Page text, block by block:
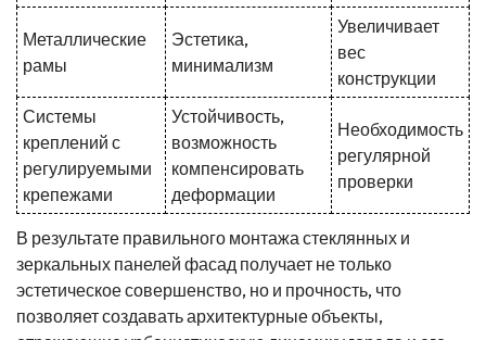
Металлические
рамы
Эстетика,
минимализм
Увеличивает
вес
конструкции
Системы
креплений с
регулируемыми
крепежами
Устойчивость,
возможность
компенсировать
деформации
Необходимость
регулярной
проверки
В результате правильного монтажа стеклянных и
зеркальных панелей фасад получает не только
эстетическое совершенство, но и прочность, что
позволяет создавать архитектурные объекты,